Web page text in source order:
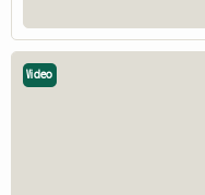
Video